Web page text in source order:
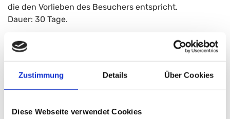
Zustimmung Details Über Cookies
Diese Webseite verwendet Cookies
die den Vorlieben des Besuchers entspricht.
Dauer: 30 Tage.
4.) Google Recaptcha
Zweck: Um überprüfen zu können, ob der Besucher ein
Mensch ist, und um die Menge an Spam aus
Anbieter: Google